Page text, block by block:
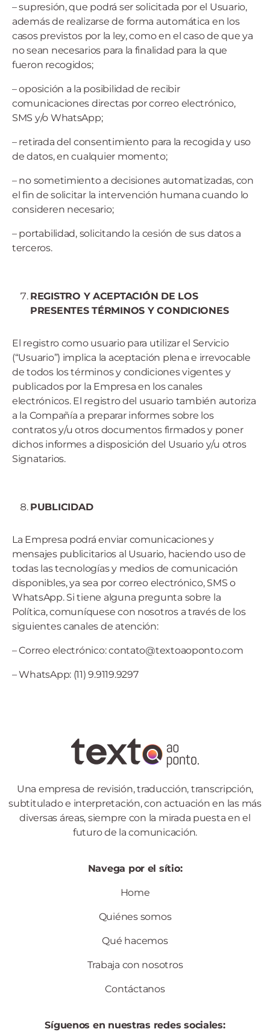
– supresión, que podrá ser solicitada por el Usuario,
además de realizarse de forma automática en los
casos previstos por la ley, como en el caso de que ya
no sean necesarios para la finalidad para la que
fueron recogidos;
– oposición a la posibilidad de recibir
comunicaciones directas por correo electrónico,
SMS y/o WhatsApp;
– retirada del consentimiento para la recogida y uso
de datos, en cualquier momento;
– no sometimiento a decisiones automatizadas, con
el fin de solicitar la intervención humana cuando lo
consideren necesario;
– portabilidad, solicitando la cesión de sus datos a
terceros.
REGISTRO Y ACEPTACIÓN DE LOS
PRESENTES TÉRMINOS Y CONDICIONES
El registro como usuario para utilizar el Servicio
(“Usuario”) implica la aceptación plena e irrevocable
de todos los términos y condiciones vigentes y
publicados por la Empresa en los canales
electrónicos. El registro del usuario también autoriza
a la Compañía a preparar informes sobre los
contratos y/u otros documentos firmados y poner
dichos informes a disposición del Usuario y/u otros
Signatarios.
PUBLICIDAD
La Empresa podrá enviar comunicaciones y
mensajes publicitarios al Usuario, haciendo uso de
todas las tecnologías y medios de comunicación
disponibles, ya sea por correo electrónico, SMS o
WhatsApp. Si tiene alguna pregunta sobre la
Política, comuníquese con nosotros a través de los
siguientes canales de atención:
– Correo electrónico: contato@textoaoponto.com
– WhatsApp: (11) 9.9119.9297
Una empresa de revisión, traducción, transcripción,
subtitulado e interpretación, con actuación en las más
diversas áreas, siempre con la mirada puesta en el
futuro de la comunicación.
Navega por el sítio:
Home
Quiénes somos
Qué hacemos
Trabaja con nosotros
Contáctanos
Síguenos en nuestras redes sociales: